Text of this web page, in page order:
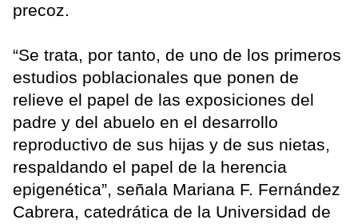
precoz.
“Se trata, por tanto, de uno de los primeros
estudios poblacionales que ponen de
relieve el papel de las exposiciones del
padre y del abuelo en el desarrollo
reproductivo de sus hijas y de sus nietas,
respaldando el papel de la herencia
epigenética”, señala Mariana F. Fernández
Cabrera, catedrática de la Universidad de